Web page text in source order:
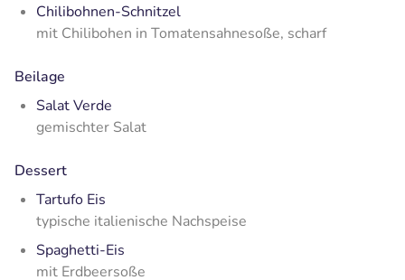
Chilibohnen-Schnitzel
mit Chilibohen in Tomatensahnesoße, scharf
Beilage
Salat Verde
gemischter Salat
Dessert
Tartufo Eis
typische italienische Nachspeise
Spaghetti-Eis
mit Erdbeersoße